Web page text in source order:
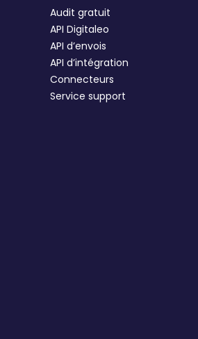
Audit gratuit
API Digitaleo
API d’envois
API d’intégration
Connecteurs
Service support